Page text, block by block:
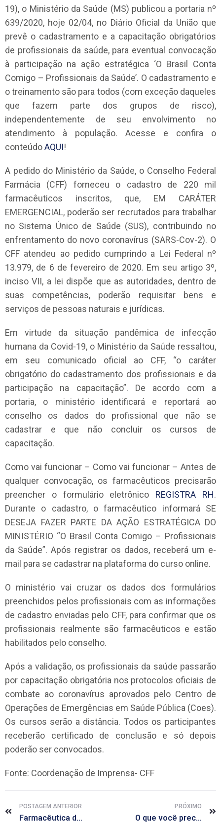
19), o Ministério da Saúde (MS) publicou a portaria nº
639/2020, hoje 02/04, no Diário Oficial da União que
prevê o cadastramento e a capacitação obrigatórios
de profissionais da saúde, para eventual convocação
à participação na ação estratégica ‘O Brasil Conta
Comigo – Profissionais da Saúde’. O cadastramento e
o treinamento são para todos (com exceção daqueles
que fazem parte dos grupos de risco),
independentemente de seu envolvimento no
atendimento à população. Acesse e confira o
conteúdoAQUI!
A pedido do Ministério da Saúde, o Conselho Federal
Farmácia (CFF) forneceu o cadastro de 220 mil
farmacêuticos inscritos, que, EM CARÁTER
EMERGENCIAL, poderão ser recrutados para trabalhar
no Sistema Único de Saúde (SUS), contribuindo no
enfrentamento do novo coronavírus (SARS-Cov-2). O
CFF atendeu ao pedido cumprindo a Lei Federal nº
13.979, de 6 de fevereiro de 2020. Em seu artigo 3º,
inciso VII, a lei dispõe que as autoridades, dentro de
suas competências, poderão requisitar bens e
serviços de pessoas naturais e jurídicas.
Em virtude da situação pandêmica de infecção
humana da Covid-19, o Ministério da Saúde ressaltou,
em seu comunicado oficial ao CFF, “o caráter
obrigatório do cadastramento dos profissionais e da
participação na capacitação”. De acordo com a
portaria, o ministério identificará e reportará ao
conselho os dados do profissional que não se
cadastrar e que não concluir os cursos de
capacitação.
Como vai funcionar – Como vai funcionar – Antes de
qualquer convocação, os farmacêuticos precisarão
preencher o formulário eletrônico REGISTRA RH.
Durante o cadastro, o farmacêutico informará SE
DESEJA FAZER PARTE DA AÇÃO ESTRATÉGICA DO
MINISTÉRIO “O Brasil Conta Comigo – Profissionais
da Saúde”. Após registrar os dados, receberá um e-
mail para se cadastrar na plataforma do curso online.
O ministério vai cruzar os dados dos formulários
preenchidos pelos profissionais com as informações
de cadastro enviadas pelo CFF, para confirmar que os
profissionais realmente são farmacêuticos e estão
habilitados pelo conselho.
Após a validação, os profissionais da saúde passarão
por capacitação obrigatória nos protocolos oficiais de
combate ao coronavírus aprovados pelo Centro de
Operações de Emergências em Saúde Pública (Coes).
Os cursos serão a distância. Todos os participantes
receberão certificado de conclusão e só depois
poderão ser convocados.
Fonte: Coordenação de Imprensa- CFF
POSTAGEM ANTERIOR
Farmacêutica do HU, Anna Cláudia não encontrou dificuldades por ser mulher
PRÓXIMO
O que você precisa saber sobre a CONVOCAÇÃO do Ministério da Saúde